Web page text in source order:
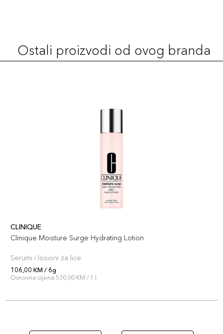
Ostali proizvodi od ovog branda
CLINIQUE
Clinique Moisture Surge Hydrating Lotion
Serumi i losioni za lice
106,00 KM / 6g
Osnovna cijena 530,00 KM / 1 l